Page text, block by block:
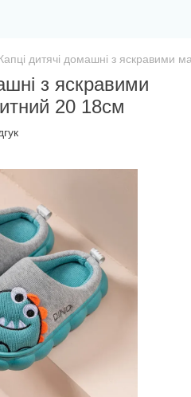
дитячі домашні з яскравими
з яскравими
20 18см